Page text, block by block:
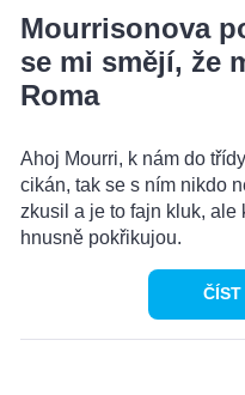
Mourrisonova
se mi smějí, že
Roma
Ahoj Mourri, k nám do
cikán, tak se s ním nikdo
zkusil a je to fajn kluk, ale
hnusně pokřikujou.
ČÍST